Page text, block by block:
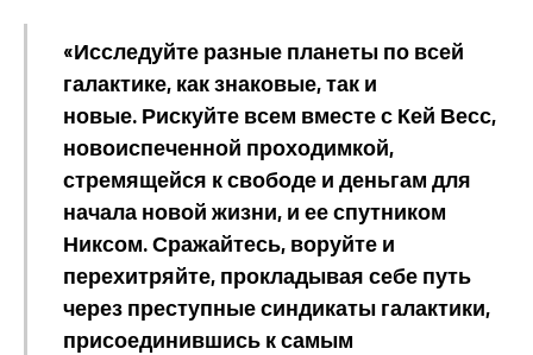
«Исследуйте разные планеты по всей
галактике, как знаковые, так и
новые. Рискуйте всем вместе с Кей Весс,
новоиспеченной проходимкой,
стремящейся к свободе и деньгам для
начала новой жизни, и ее спутником
Никсом. Сражайтесь, воруйте и
перехитряйте, прокладывая себе путь
через преступные синдикаты галактики,
присоединившись к самым